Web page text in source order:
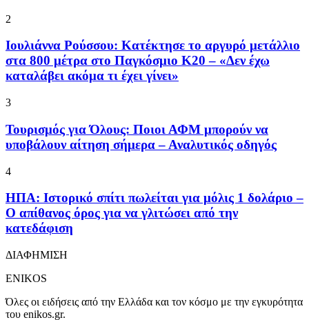
2
Ιουλιάννα Ρούσσου: Κατέκτησε το αργυρό μετάλλιο
στα 800 μέτρα στο Παγκόσμιο Κ20 – «Δεν έχω
καταλάβει ακόμα τι έχει γίνει»
3
Τουρισμός για Όλους: Ποιοι ΑΦΜ μπορούν να
υποβάλουν αίτηση σήμερα – Αναλυτικός οδηγός
4
ΗΠΑ: Ιστορικό σπίτι πωλείται για μόλις 1 δολάριο –
Ο απίθανος όρος για να γλιτώσει από την
κατεδάφιση
ΔΙΑΦΗΜΙΣΗ
ENIKOS
Όλες οι ειδήσεις από την Ελλάδα και τον κόσμο με την εγκυρότητα
του enikos.gr.